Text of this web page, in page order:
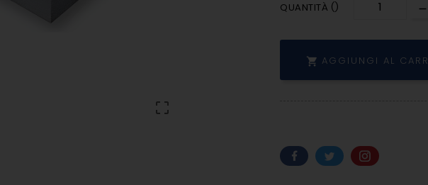

QUANTITÀ ()
 AGGIUNGI AL